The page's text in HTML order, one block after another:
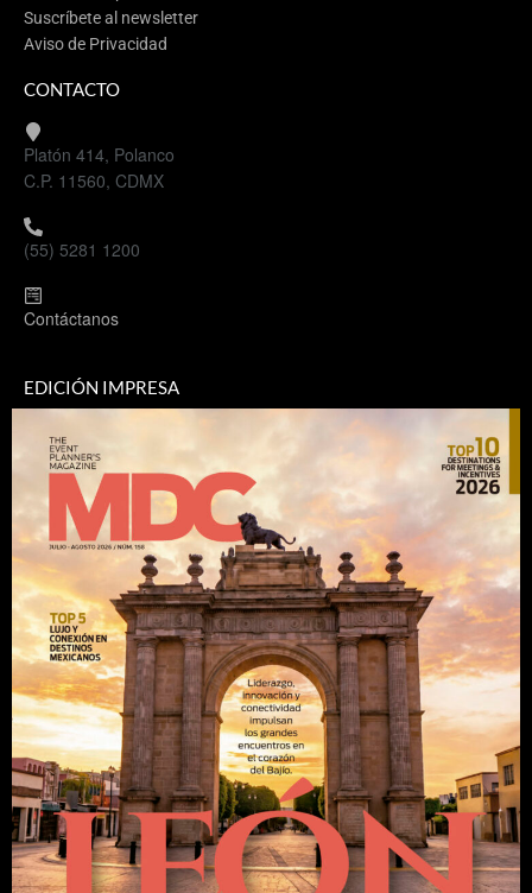
Suscríbete al newsletter
Aviso de Privacidad
CONTACTO
Platón 414, Polanco
C.P. 11560, CDMX
(55) 5281 1200
Contáctanos
EDICIÓN IMPRESA